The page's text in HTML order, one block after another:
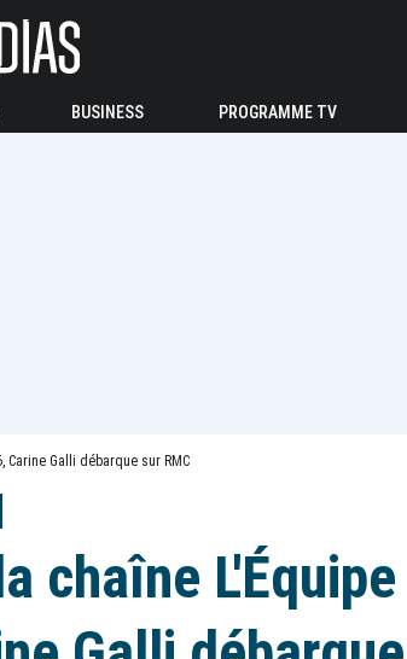
BUSINESS PROGRAMME TV
Galli débarque sur RMC
chaîne L'Équipe